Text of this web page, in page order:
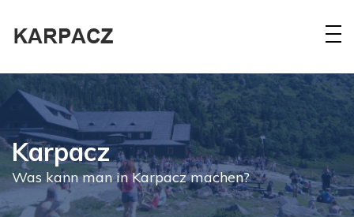
Karpacz
Was kann man in Karpacz machen?